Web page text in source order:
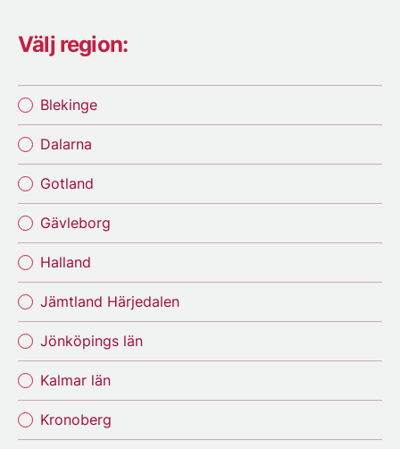
Välj region:
Blekinge
Dalarna
Gotland
Gävleborg
Halland
Jämtland Härjedalen
Jönköpings län
Kalmar län
Kronoberg